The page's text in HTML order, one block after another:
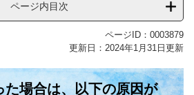
ページ内目次
ページID：0003879
更新日：2024年1月31日更新
た場合は、以下の原因が